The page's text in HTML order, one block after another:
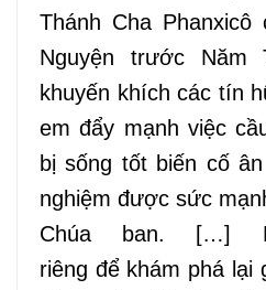
Thánh Cha Phanxicô
Nguyện trước Năm
khuyến khích các tín
em đẩy mạnh việc
bị sống tốt biến cố
nghiệm được sức
Chúa ban. […]
riêng để khám phá lại